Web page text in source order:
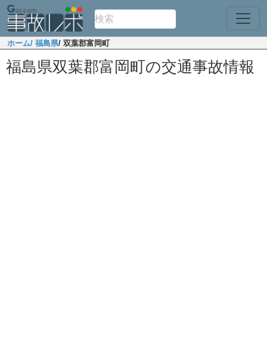
ホーム/ 福島県/ 双葉郡富岡町
福島県双葉郡富岡町の交通事故情報